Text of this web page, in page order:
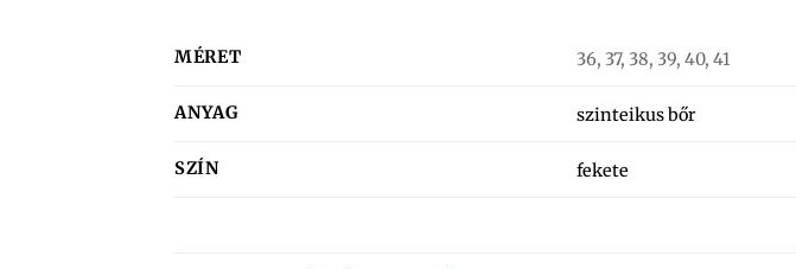
MÉRET 36, 37, 38, 39, 40, 41
ANYAG szinteikus bőr
SZÍN fekete